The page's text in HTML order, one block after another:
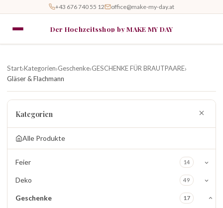
+43 676 740 55 12 office@make-my-day.at
Der Hochzeitsshop by MAKE MY DAY
Start›Kategorien›Geschenke›GESCHENKE FÜR BRAUTPAARE›
Gläser & Flachmann
Kategorien
Alle Produkte
Feier 14
Deko 49
Geschenke 17